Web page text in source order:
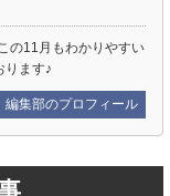
の11月もわかりやすい
ります♪
編集部のプロフィール